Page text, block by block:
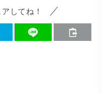
してね！